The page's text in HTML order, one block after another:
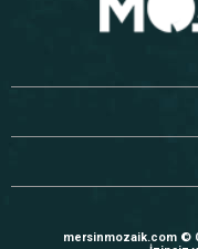
mersinmozaik.com ©